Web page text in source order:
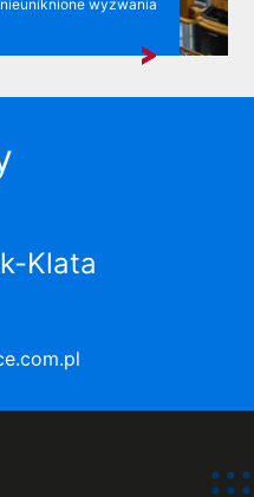
wyzwania
Klata